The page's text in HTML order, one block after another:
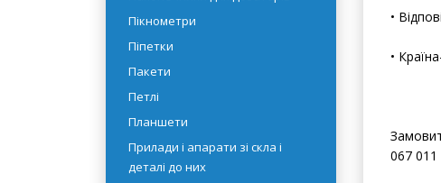
Мензурки
Наконечники для дозаторів
Пікнометри
Піпетки
Пакети
Петлі
Планшети
• Колбу
•